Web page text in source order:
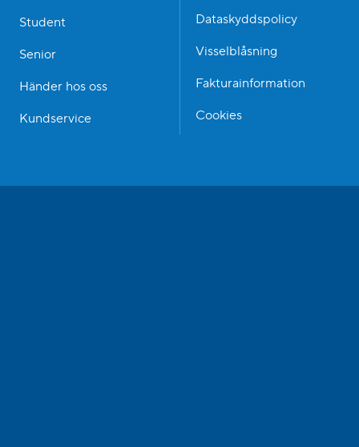
Student
Senior
Händer hos oss
Kundservice
Dataskyddspolicy
Visselblåsning
Fakturainformation
Cookies